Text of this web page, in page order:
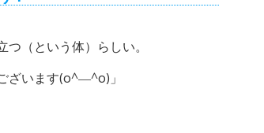
（という体）らしい。
ざいます(o^―^o)」